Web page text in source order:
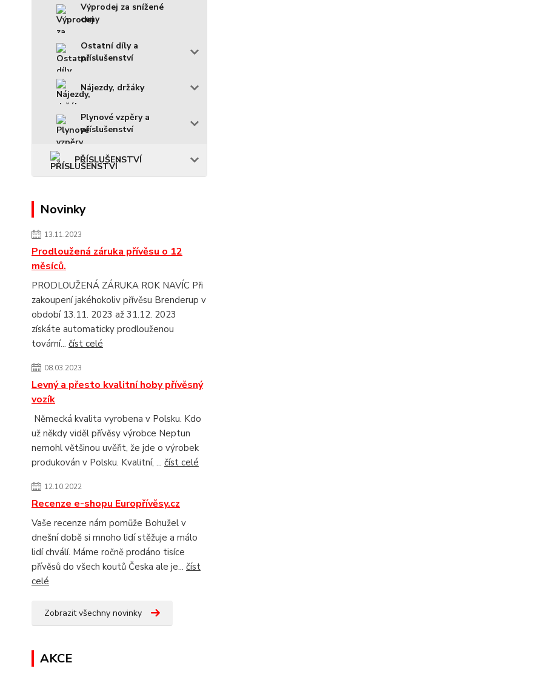
Výprodej za snížené
ceny
Ostatní díly a
příslušenství
Nájezdy, držáky
Plynové vzpěry a
příslušenství
PŘÍSLUŠENSTVÍ
Novinky
13.11.2023
Prodloužená záruka přívěsu o 12
měsíců.
PRODLOUŽENÁ ZÁRUKA ROK NAVÍC Při
zakoupení jakéhokoliv přívěsu Brenderup v
období 13.11. 2023 až 31.12. 2023
získáte automaticky prodlouženou
tovární... číst celé
08.03.2023
Levný a přesto kvalitní hoby přívěsný
vozík
Německá kvalita vyrobena v Polsku. Kdo
už někdy viděl přívěsy výrobce Neptun
nemohl většinou uvěřit, že jde o výrobek
produkován v Polsku. Kvalitní, ... číst celé
12.10.2022
Recenze e-shopu Europřívěsy.cz
Vaše recenze nám pomůže Bohužel v
dnešní době si mnoho lidí stěžuje a málo
lidí chválí. Máme ročně prodáno tisíce
přívěsů do všech koutů Česka ale je... číst
celé
Zobrazit všechny novinky
AKCE